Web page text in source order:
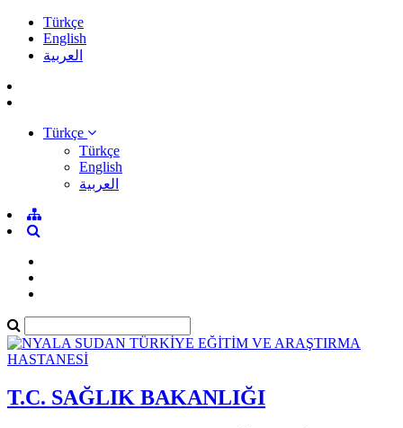
Türkçe
English
العربية
Türkçe
Türkçe
English
العربية
T.C. SAĞLIK BAKANLIĞI